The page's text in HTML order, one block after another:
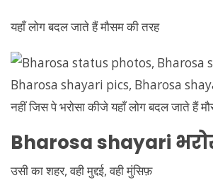
यहाँ लोग बदल जाते हैं मौसम की तरह
Bharosa shayari
उसी का शहर, वही मुद्दई, वही मुंसिफ़